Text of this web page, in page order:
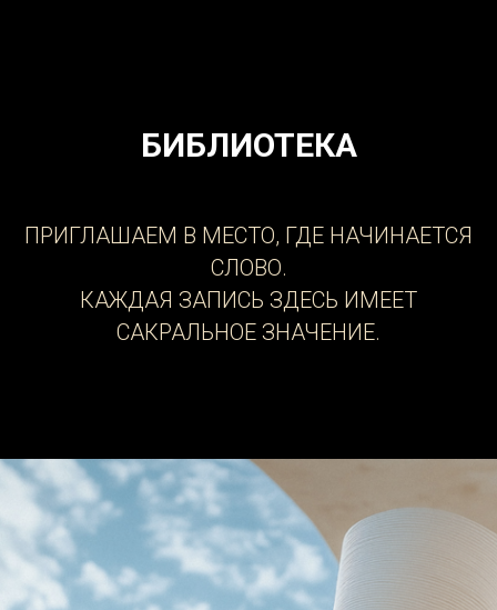
БИБЛИОТЕКА
ПРИГЛАШАЕМ В МЕСТО, ГДЕ НАЧИНАЕТСЯ
СЛОВО.
КАЖДАЯ ЗАПИСЬ ЗДЕСЬ ИМЕЕТ
САКРАЛЬНОЕ ЗНАЧЕНИЕ.